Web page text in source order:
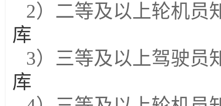
2） 二等及以上轮机员
库
3）三等及以上驾驶员
库